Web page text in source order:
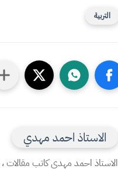
التربية
الاستاذ احمد مهدي
الاستاذ احمد مهدي كاتب مقالات